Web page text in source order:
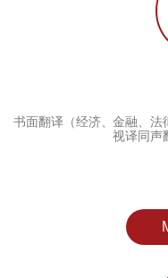
书面翻译（经济、金融、
视译同声